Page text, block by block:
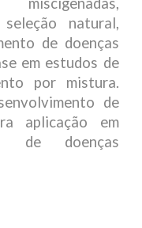
natural,
de doenças
em estudos de
por mistura.
de
aplicação em
de doenças